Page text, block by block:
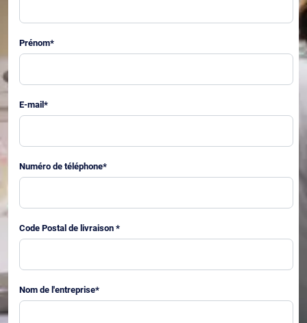
Prénom*
E-mail *
Numéro de téléphone*
Code Postal de livraison *
Nom de l'entreprise*